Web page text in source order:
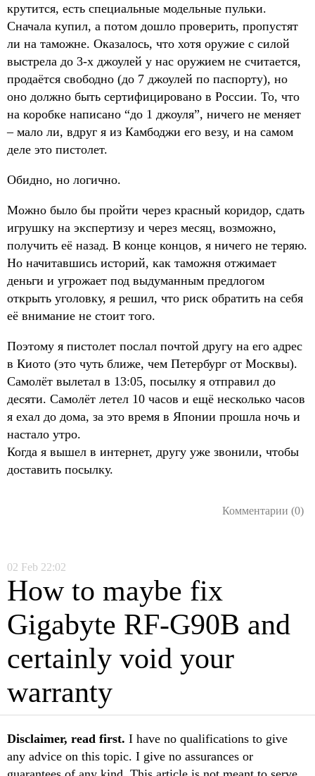
крутится, есть специальные модельные пульки.
Сначала купил, а потом дошло проверить, пропустят
ли на таможне. Оказалось, что хотя оружие с силой
выстрела до 3-х джоулей у нас оружием не считается,
продаётся свободно (до 7 джоулей по паспорту), но
оно должно быть сертифицировано в России. То, что
на коробке написано “до 1 джоуля”, ничего не меняет
– мало ли, вдруг я из Камбоджи его везу, и на самом
деле это пистолет.
Обидно, но логично.
Можно было бы пройти через красный коридор, сдать
игрушку на экспертизу и через месяц, возможно,
получить её назад. В конце концов, я ничего не теряю.
Но начитавшись историй, как таможня отжимает
деньги и угрожает под выдуманным предлогом
открыть уголовку, я решил, что риск обратить на себя
её внимание не стоит того.
Поэтому я пистолет послал почтой другу на его адрес
в Киото (это чуть ближе, чем Петербург от Москвы).
Самолёт вылетал в 13:05, посылку я отправил до
десяти. Самолёт летел 10 часов и ещё несколько часов
я ехал до дома, за это время в Японии прошла ночь и
настало утро.
Когда я вышел в интернет, другу уже звонили, чтобы
доставить посылку.
Комментарии (0)
02 Feb 22:02
How to maybe fix
Gigabyte RF-G90B and
certainly void your
warranty
Disclaimer, read first. I have no qualifications to give
any advice on this topic. I give no assurances or